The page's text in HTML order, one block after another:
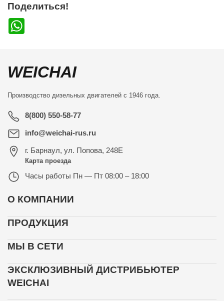
Поделиться!
WEICHAI
Производство дизельных двигателей с 1946 года.
8(800) 550-58-77
info@weichai-rus.ru
г. Барнаул, ул. Попова, 248Е
Карта проезда
Часы работы Пн — Пт 08:00 – 18:00
О КОМПАНИИ
ПРОДУКЦИЯ
МЫ В СЕТИ
ЭКСКЛЮЗИВНЫЙ ДИСТРИБЬЮТЕР
WEICHAI